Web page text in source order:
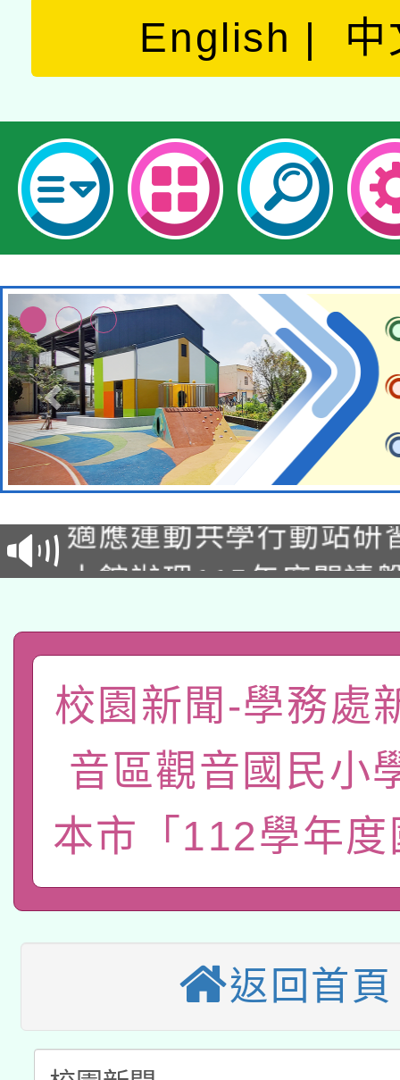
English 中
本校115學年度第2次
招甄選結果公告(無人
招)
適應運動共學行動站研
本館辦理115年度閱讀
礎課程
A3數位素養講師名單
「數位內容與教學軟體
pilot」
有關大陸委員會函釋公
薪期間赴陸應申請許可
轉知經濟部水利署委託
業技術研究院辦理「
用水績優單位及節水達
動」
115年8月22日(星期六
桃園市孔廟祈福系列
開 智慧啟航」
2026年桃園地景藝術
招甄選結果公告(無人
招)
適應運動共學行動站研
本館辦理115年度閱讀
暨閱讀推動專業研習
科技賦能─人工智慧
校園新聞-學務處
音區觀音國民小
本市「112學年
返回首頁